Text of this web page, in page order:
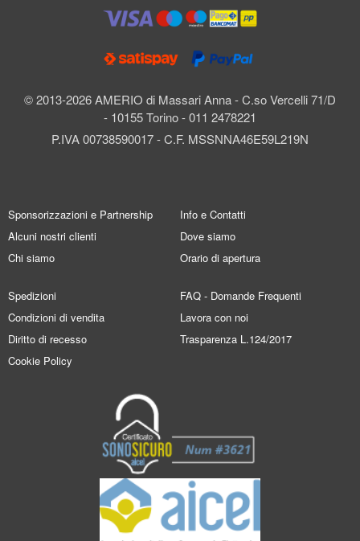
© 2013-2026 AMERIO di Massari Anna - C.so Vercelli 71/D
- 10155 Torino - 011 2478221
P.IVA 00738590017 - C.F. MSSNNA46E59L219N
Sponsorizzazioni e Partnership
Alcuni nostri clienti
Chi siamo
Info e Contatti
Dove siamo
Orario di apertura
Spedizioni
Condizioni di vendita
Diritto di recesso
Cookie Policy
FAQ - Domande Frequenti
Lavora con noi
Trasparenza L.124/2017